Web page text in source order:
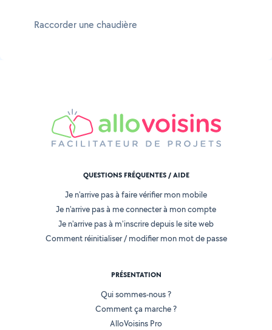
Raccorder une chaudière
QUESTIONS FRÉQUENTES / AIDE
Je n'arrive pas à faire vérifier mon mobile
Je n'arrive pas à me connecter à mon compte
Je n'arrive pas à m'inscrire depuis le site web
Comment réinitialiser / modifier mon mot de passe
PRÉSENTATION
Qui sommes-nous ?
Comment ça marche ?
AlloVoisins Pro